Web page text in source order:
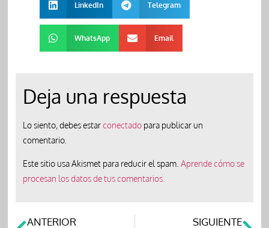
LinkedIn Telegram
WhatsApp Email
Deja una respuesta
Lo siento, debes estarconectadopara publicar un
comentario.
Este sitio usa Akismet para reducir el spam. Aprende cómo se
procesan los datos de tus comentarios.
ANTERIOR SIGUIENTE